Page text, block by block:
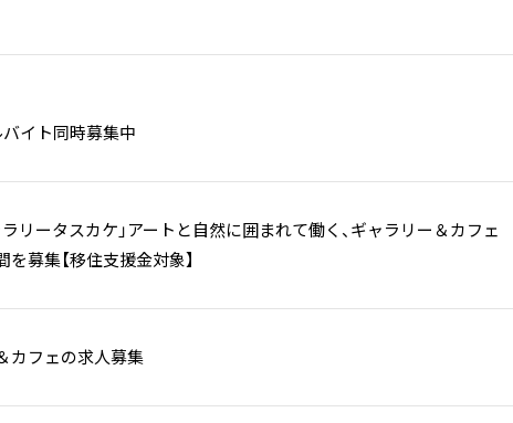
バイト同時募集中
ラリータスカケ」アートと自然に囲まれて働く、ギャラリー＆カフェ
募集【移住支援金対象】
カフェの求人募集